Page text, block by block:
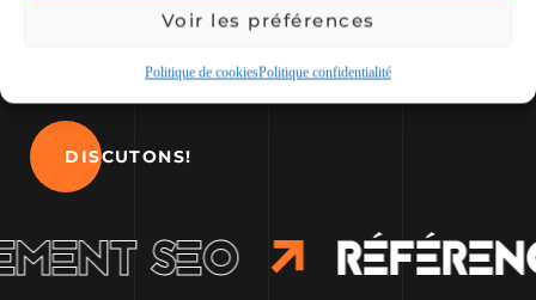
Voir les préférences
Politique de cookiesPolitique confidentialité
apparaître en première page dans les
DISCUTONS!
SEO